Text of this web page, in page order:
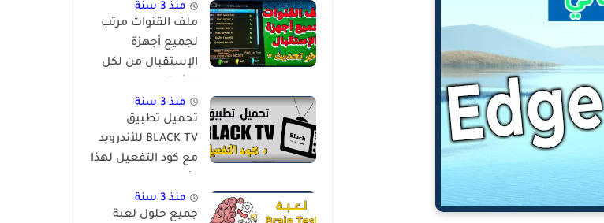
منذ 3 سنة
ملف القنوات مرتب
لجميع أجهزة
الإستقبال من لكل
والمعالجات
منذ 3 سنة
تحميل تطبيق
BLACK TV للأندرويد
مع كود التفعيل لهذا
منذ 3 سنة
جميع حلول لعبة